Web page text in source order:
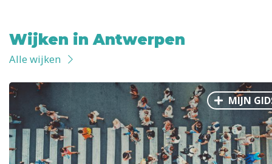
Wijken in Antwerpen
Alle wijken
MIJN